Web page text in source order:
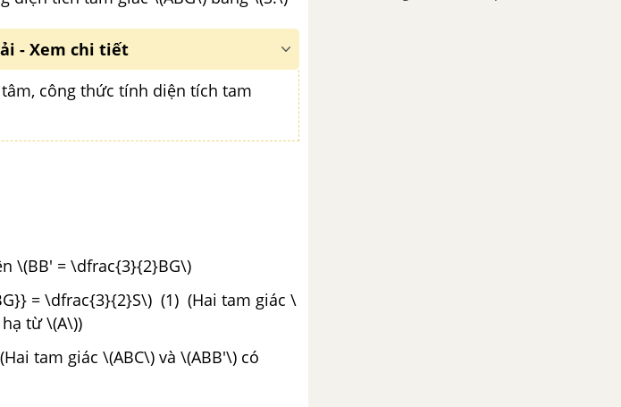
- Xem chi tiết
công thức tính diện tích tam
\(BB' = \dfrac{3}{2}BG\)
= \dfrac{3}{2}S\) (1) (Hai tam giác \
từ \(A\))
tam giác \(ABC\) và \(ABB'\) có